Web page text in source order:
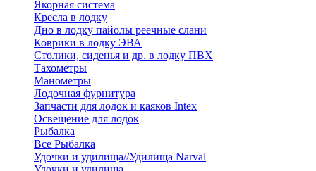
Якорная система
Кресла в лодку
Дно в лодку пайолы реечные слани
Коврики в лодку ЭВА
Столики, сиденья и др. в лодку ПВХ
Тахометры
Манометры
Лодочная фурнитура
Запчасти для лодок и каяков Intex
Освещение для лодок
Рыбалка
Все Рыбалка
Удочки и удилища//Удилища Narval